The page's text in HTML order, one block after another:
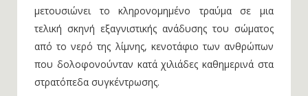
μετουσιώνει το κληρονομημένο τραύμα σε μια
τελική σκηνή εξαγνιστικής ανάδυσης του σώματος
από το νερό της λίμνης, κενοτάφιο των ανθρώπων
που δολοφονούνταν κατά χιλιάδες καθημερινά στα
στρατόπεδα συγκέντρωσης.